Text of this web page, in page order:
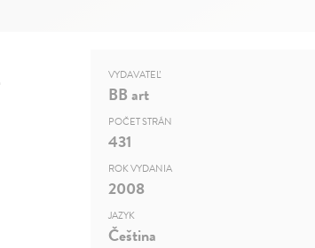
VYDAVATEĽ
BB art
POČET STRÁN
431
ROK VYDANIA
2008
JAZYK
Čeština